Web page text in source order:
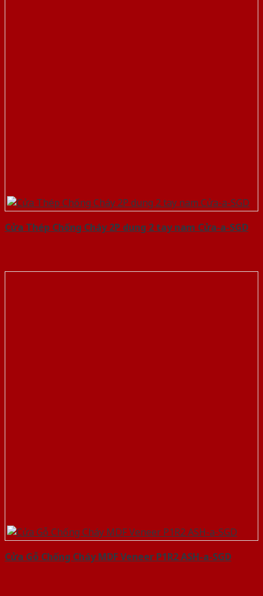
Cửa Thép Chống Cháy 2P dung 2 tay nam Cửa-a-SGD
Cửa Gỗ Chống Cháy MDF Veneer P1R2 ASH-a-SGD